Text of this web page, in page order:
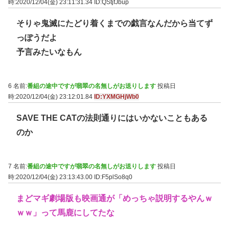
時:2020/12/04(金) 23:11:31.34 ID:QStjfJbup
そりゃ鬼滅にたどり着くまでの戯言なんだから当てず
っぽうだよ
予言みたいなもん
6 名前:番組の途中ですが翡翠の名無しがお送りします 投稿日
時:2020/12/04(金) 23:12:01.84 ID:YXMGHjWb0
SAVE THE CATの法則通りにはいかないこともある
のか
7 名前:番組の途中ですが翡翠の名無しがお送りします 投稿日
時:2020/12/04(金) 23:13:43.00 ID:F5plSo8q0
まどマギ劇場版も映画通が「めっちゃ説明するやんｗ
ｗｗ」って馬鹿にしてたな